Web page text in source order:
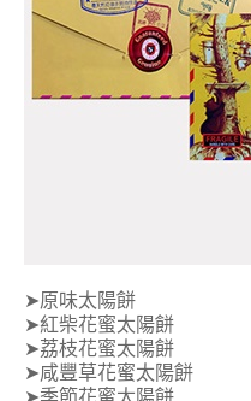
➤原味太陽餅
➤紅柴花蜜太陽餅
➤荔枝花蜜太陽餅
➤咸豐草花蜜太陽餅
➤季節花蜜太陽餅